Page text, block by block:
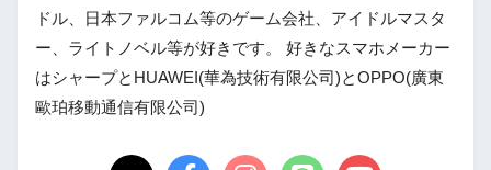
ドル、日本ファルコム等のゲーム会社、アイドルマスタ
ー、ライトノベル等が好きです。 好きなスマホメーカー
はシャープとHUAWEI(華為技術有限公司)とOPPO(廣東
歐珀移動通信有限公司)